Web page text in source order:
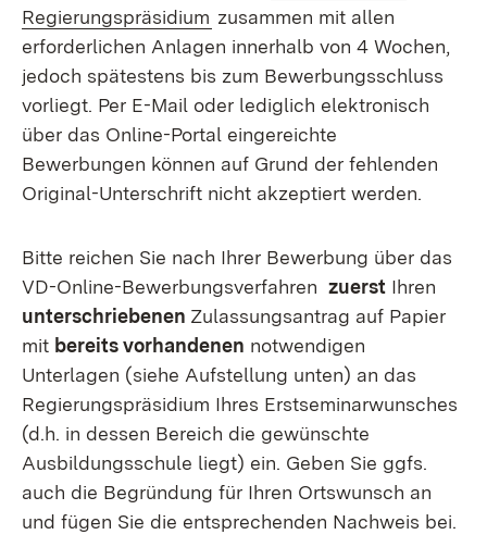
Regierungspräsidium zusammen mit allen
erforderlichen Anlagen innerhalb von 4 Wochen,
jedoch spätestens bis zum Bewerbungsschluss
vorliegt. Per E-Mail oder lediglich elektronisch
über das Online-Portal eingereichte
Bewerbungen können auf Grund der fehlenden
Original-Unterschrift nicht akzeptiert werden.
Bitte reichen Sie nach Ihrer Bewerbung über das
VD-Online-Bewerbungsverfahren zuerst Ihren
unterschriebenen Zulassungsantrag auf Papier
mit bereits vorhandenen notwendigen
Unterlagen (siehe Aufstellung unten) an das
Regierungspräsidium Ihres Erstseminarwunsches
(d.h. in dessen Bereich die gewünschte
Ausbildungsschule liegt) ein. Geben Sie ggfs.
auch die Begründung für Ihren Ortswunsch an
und fügen Sie die entsprechenden Nachweis bei.